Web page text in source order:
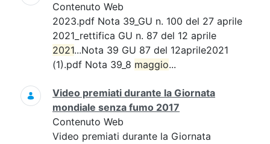
Contenuto Web
2023.pdf Nota 39_GU n. 100 del 27 aprile
2021_rettifica GU n. 87 del 12 aprile
2021...Nota 39 GU 87 del 12aprile2021
(1).pdf Nota 39_8 maggio...
Video premiati durante la Giornata
mondiale senza fumo 2017
Contenuto Web
Video premiati durante la Giornata